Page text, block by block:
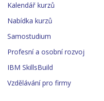
Kalendář kurzů
Nabídka kurzů
Samostudium
Profesní a osobní rozvoj
IBM SkillsBuild
Vzdělávání pro firmy